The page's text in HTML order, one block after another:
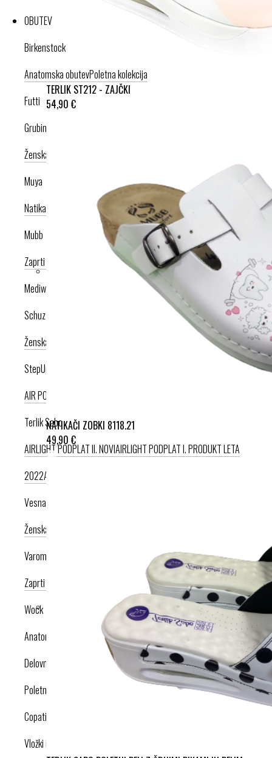
TERLIK ST212 - ZAJČKI
54,90 €
NATIKAČI ZOBKI 8118.21
49,90 €
OBUTEV
Birkenstock
Anatomska obutevPoletna kolekcija
Futti
Grubin
Ženska celoletna kolekcija
Muya
Natikači
Srednje visoka peta
Visoka peta
Mubb
Zaprti modeli
Zamenljivi vložkiCopati
Mediwalk
Schuzz
Ženska kolekcija
StepUp
AIR PODPLAT
Terlik Sabo
AIRLIGHT PODPLAT II. NOVIAIRLIGHT PODPLAT I. PRODUKT LETA
2022AIRLIGHT PODPLAT I. KRIŽNI PAŠČEK
Vesna anatomic
Ženska kolekcija
Varomed
Zaprti modeli
NogaviceDodatki
Wock
Anatomska obutev
Delovna obutev s certifikatom
Poletna obutev
Copati
Vložki in dodatki